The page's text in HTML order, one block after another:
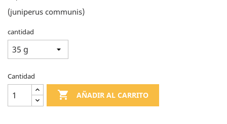
(juniperus communis)
cantidad
Cantidad
 AÑADIR AL CARRITO